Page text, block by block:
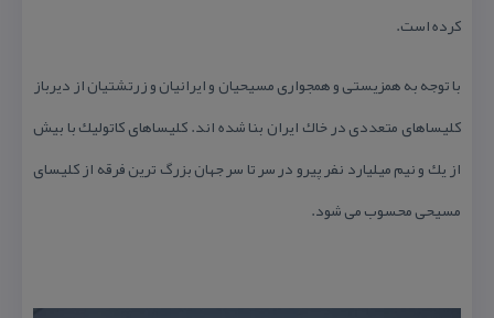
كرده است.
با توجه به همزیستی و همجواری مسیحیان و ایرانیان و زرتشتیان از دیرباز
كلیساهای متعددی در خاك ایران بنا شده اند. كلیساهای كاتولیك با بیش
از یك و نیم میلیارد نفر پیرو در سر تا سر جهان بزرگ ترین فرقه از كلیسای
مسیحی محسوب می شود.